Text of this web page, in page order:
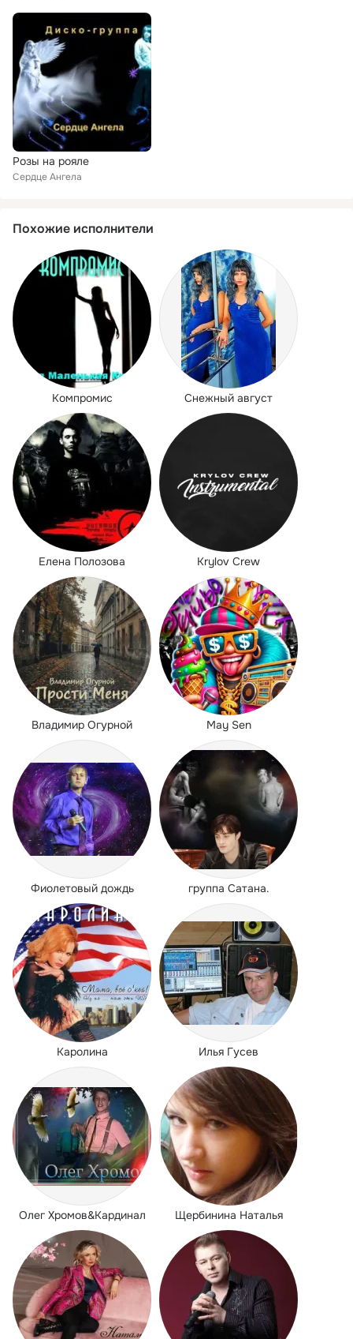
Розы на рояле
Сердце Ангела
Похожие исполнители
Компромис Снежный август
Елена Полозова Krylov Crew
Владимир Огурной May Sen
Фиолетовый дождь группа Сатана.
Каролина Илья Гусев
Олег Хромов&Кардинал Щербинина Наталья